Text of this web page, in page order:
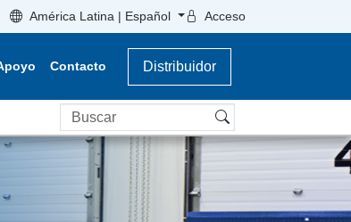
América Latina | Español Acceso
Contacto Distribuidor
Buscar